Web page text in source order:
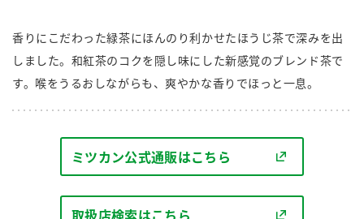
酢 調味酢
みりん風・料理酒 鍋用調味料
新商品一覧
キャンペーン情報
ブランド・スペシャルサイト トップ
商品ブランドサイト
企業情報
香りにこだわった緑茶にほんのり利かせたほうじ茶で深みを出
しました。和紅茶のコクを隠し味にした新感覚のブレンド茶で
す。喉をうるおしながらも、爽やかな香りでほっと一息。
ミツカン公式通販はこちら
取扱店検索はこちら